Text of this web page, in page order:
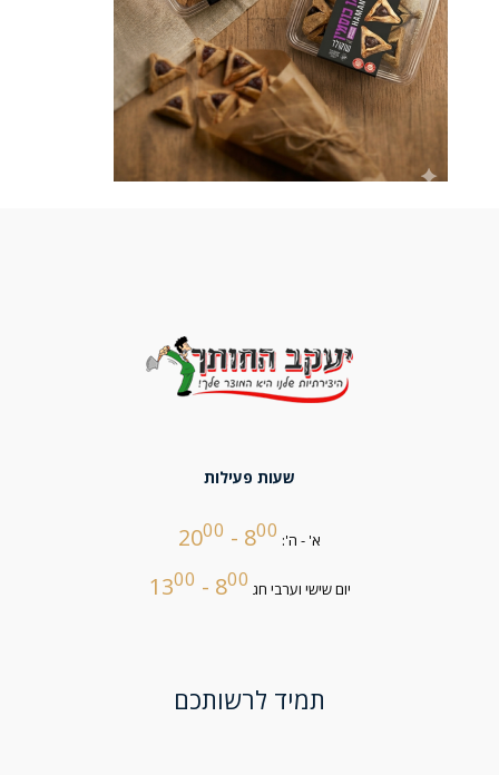
שעות פעילות
א' - ה': 800
- 20
00
יום שישי וערבי חג 800
- 13
00
תמיד לרשותכם